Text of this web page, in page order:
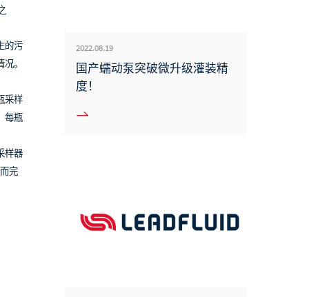
的污
。
采样
每瓶
样器
完
2022.08.19
国产蠕动泵突破微升级灌装精
度！